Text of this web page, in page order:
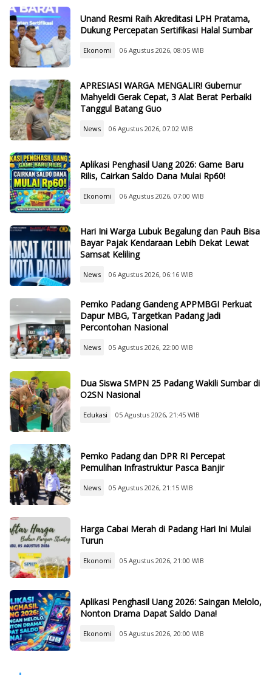
Unand Resmi Raih Akreditasi LPH Pratama,
Dukung Percepatan Sertifikasi Halal Sumbar
Ekonomi 06 Agustus 2026, 08:05 WIB
APRESIASI WARGA MENGALIR! Gubernur
Mahyeldi Gerak Cepat, 3 Alat Berat Perbaiki
Tanggul Batang Guo
News 06 Agustus 2026, 07:02 WIB
Aplikasi Penghasil Uang 2026: Game Baru
Rilis, Cairkan Saldo Dana Mulai Rp60!
Ekonomi 06 Agustus 2026, 07:00 WIB
Hari Ini Warga Lubuk Begalung dan Pauh Bisa
Bayar Pajak Kendaraan Lebih Dekat Lewat
Samsat Keliling
News 06 Agustus 2026, 06:16 WIB
Pemko Padang Gandeng APPMBGI Perkuat
Dapur MBG, Targetkan Padang Jadi
Percontohan Nasional
News 05 Agustus 2026, 22:00 WIB
Dua Siswa SMPN 25 Padang Wakili Sumbar di
O2SN Nasional
Edukasi 05 Agustus 2026, 21:45 WIB
Pemko Padang dan DPR RI Percepat
Pemulihan Infrastruktur Pasca Banjir
News 05 Agustus 2026, 21:15 WIB
Harga Cabai Merah di Padang Hari Ini Mulai
Turun
Ekonomi 05 Agustus 2026, 21:00 WIB
Aplikasi Penghasil Uang 2026: Saingan Melolo,
Nonton Drama Dapat Saldo Dana!
Ekonomi 05 Agustus 2026, 20:00 WIB